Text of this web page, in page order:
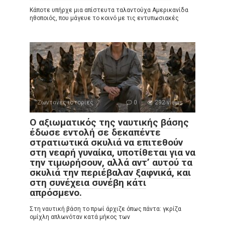
Κάποτε υπήρχε μια απίστευτα ταλαντούχα Αμερικανίδα
ηθοποιός, που μάγευε το κοινό με τις εντυπωσιακές
Ζωντανές ιστορίες 0 292 views
Ο αξιωματικός της ναυτικής βάσης
έδωσε εντολή σε δεκαπέντε
στρατιωτικά σκυλιά να επιτεθούν
στη νεαρή γυναίκα, υποτίθεται για να
την τιμωρήσουν, αλλά αντ’ αυτού τα
σκυλιά την περιέβαλαν ξαφνικά, και
στη συνέχεια συνέβη κάτι
απρόσμενο.
Στη ναυτική βάση το πρωί άρχιζε όπως πάντα: γκρίζα
ομίχλη απλωνόταν κατά μήκος των